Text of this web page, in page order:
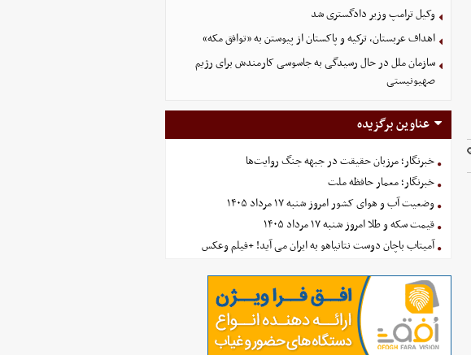
وکیل ترامپ وزیر دادگستری شد
اهداف عربستان، ترکیه و پاکستان از پیوستن به «توافق مکه»
سازمان ملل در حال رسیدگی به جاسوسی کارمندش برای رژیم
صهیونیستی
عناوین برگزیده
خبرنگار؛ مرزبان حقیقت در جبهه جنگ روایت‌ها
خبرنگار؛ معمار حافظه ملت
وضعیت آب و هوای کشور امروز شنبه ۱۷ مرداد ۱۴۰۵
قیمت سکه و طلا امروز شنبه ۱۷ مرداد ۱۴۰۵
آمیتاب باچان دوست نتانیاهو به ایران می آید! +فیلم وعکس